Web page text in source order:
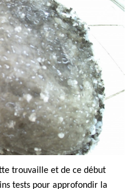
trouvaille et de ce début
tests pour approfondir la